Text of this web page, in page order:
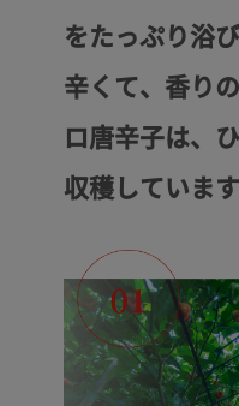
をたっぷり浴
辛くて、香り
ロ唐辛子は、
収穫しています